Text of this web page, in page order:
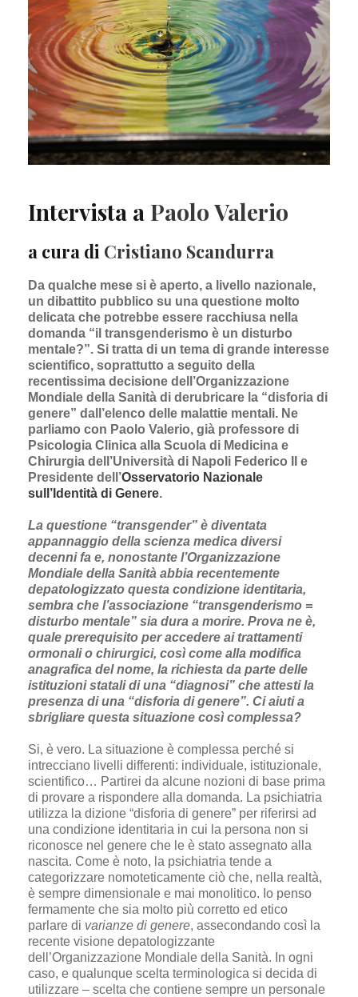
Intervista a Paolo Valerio
a cura di Cristiano Scandurra
Da qualche mese si è aperto, a livello nazionale,
un dibattito pubblico su una questione molto
delicata che potrebbe essere racchiusa nella
domanda “il transgenderismo è un disturbo
mentale?”. Si tratta di un tema di grande interesse
scientifico, soprattutto a seguito della
recentissima decisione dell’Organizzazione
Mondiale della Sanità di derubricare la “disforia di
genere” dall’elenco delle malattie mentali. Ne
parliamo con Paolo Valerio, già professore di
Psicologia Clinica alla Scuola di Medicina e
Chirurgia dell’Università di Napoli Federico II e
Presidente dell’Osservatorio Nazionale
sull’Identità di Genere.
La questione “transgender” è diventata
appannaggio della scienza medica diversi
decenni fa e, nonostante l’Organizzazione
Mondiale della Sanità abbia recentemente
depatologizzato questa condizione identitaria,
sembra che l’associazione “transgenderismo =
disturbo mentale” sia dura a morire. Prova ne è,
quale prerequisito per accedere ai trattamenti
ormonali o chirurgici, così come alla modifica
anagrafica del nome, la richiesta da parte delle
istituzioni statali di una “diagnosi” che attesti la
presenza di una “disforia di genere”. Ci aiuti a
sbrigliare questa situazione così complessa?
Si, è vero. La situazione è complessa perché si
intrecciano livelli differenti: individuale, istituzionale,
scientifico… Partirei da alcune nozioni di base prima
di provare a rispondere alla domanda. La psichiatria
utilizza la dizione “disforia di genere” per riferirsi ad
una condizione identitaria in cui la persona non si
riconosce nel genere che le è stato assegnato alla
nascita. Come è noto, la psichiatria tende a
categorizzare nomoteticamente ciò che, nella realtà,
è sempre dimensionale e mai monolitico. Io penso
fermamente che sia molto più corretto ed etico
parlare di varianze di genere, assecondando così la
recente visione depatologizzante
dell’Organizzazione Mondiale della Sanità. In ogni
caso, e qualunque scelta terminologica si decida di
utilizzare – scelta che contiene sempre un personale